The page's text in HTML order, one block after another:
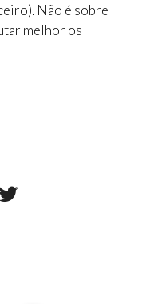
Não é sobre
melhor os